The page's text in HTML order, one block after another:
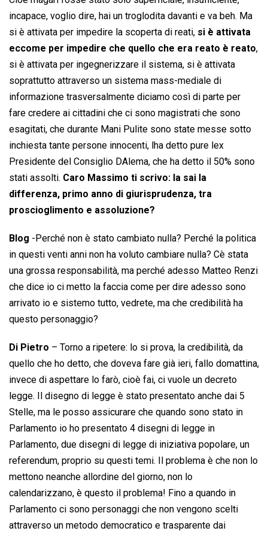
incapace, voglio dire, hai un troglodita davanti e va beh. Ma
si è attivata per impedire la scoperta di reati, si è attivata
eccome per impedire che quello che era reato è reato,
si è attivata per ingegnerizzare il sistema, si è attivata
soprattutto attraverso un sistema mass-mediale di
informazione trasversalmente diciamo così di parte per
fare credere ai cittadini che ci sono magistrati che sono
esagitati, che durante Mani Pulite sono state messe sotto
inchiesta tante persone innocenti, lha detto pure lex
Presidente del Consiglio DAlema, che ha detto il 50% sono
stati assolti. Caro Massimo ti scrivo: la sai la
differenza, primo anno di giurisprudenza, tra
proscioglimento e assoluzione?
Blog -Perché non è stato cambiato nulla? Perché la politica
in questi venti anni non ha voluto cambiare nulla? Cè stata
una grossa responsabilità, ma perché adesso Matteo Renzi
che dice io ci metto la faccia come per dire adesso sono
arrivato io e sistemo tutto, vedrete, ma che credibilità ha
questo personaggio?
Di Pietro – Torno a ripetere: lo si prova, la credibilità, da
quello che ho detto, che doveva fare già ieri, fallo domattina,
invece di aspettare lo farò, cioè fai, ci vuole un decreto
legge. Il disegno di legge è stato presentato anche dai 5
Stelle, ma le posso assicurare che quando sono stato in
Parlamento io ho presentato 4 disegni di legge in
Parlamento, due disegni di legge di iniziativa popolare, un
referendum, proprio su questi temi. Il problema è che non lo
mettono neanche allordine del giorno, non lo
calendarizzano, è questo il problema! Fino a quando in
Parlamento ci sono personaggi che non vengono scelti
attraverso un metodo democratico e trasparente dai